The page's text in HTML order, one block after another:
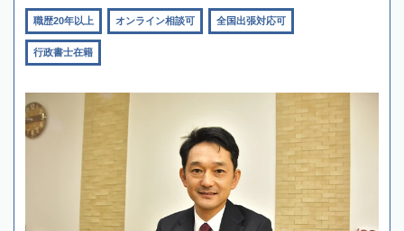
職歴20年以上 オンライン相談可 全国出張対応可
行政書士在籍